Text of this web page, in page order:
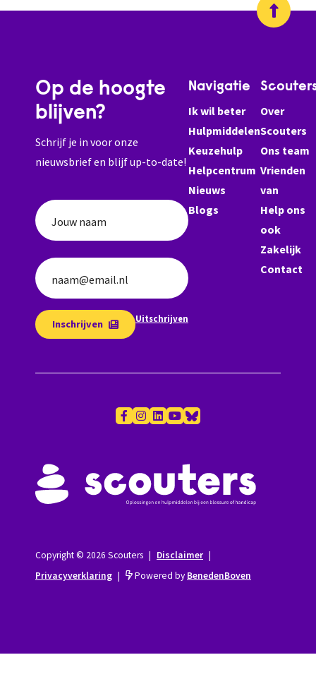
Op de hoogte
blijven?
Schrijf je in voor onze
nieuwsbrief en blijf up-to-date!
Jouw naam
naam@email.nl
Inschrijven Uitschrijven
Navigatie
Ik wil beter
Hulpmiddelen
Keuzehulp
Helpcentrum
Nieuws
Blogs
Over
Scouters
Ons team
Vrienden
van
Help ons
ook
Zakelijk
Contact
Copyright © 2026 Scouters | Disclaimer |
Privacyverklaring | Powered by BenedenBoven